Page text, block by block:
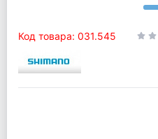
Код товара: 031.545